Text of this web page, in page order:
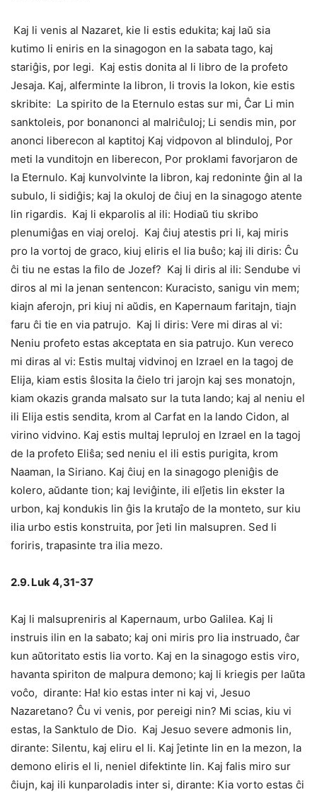
Kaj li venis al Nazaret, kie li estis edukita; kaj laŭ sia
kutimo li eniris en la sinagogon en la sabata tago, kaj
stariĝis, por legi. Kaj estis donita al li libro de la profeto
Jesaja. Kaj, alferminte la libron, li trovis la lokon, kie estis
skribite: La spirito de la Eternulo estas sur mi, Ĉar Li min
sanktoleis, por bonanonci al malriĉuloj; Li sendis min, por
anonci liberecon al kaptitoj Kaj vidpovon al blinduloj, Por
meti la vunditojn en liberecon, Por proklami favorjaron de
la Eternulo. Kaj kunvolvinte la libron, kaj redoninte ĝin al la
subulo, li sidiĝis; kaj la okuloj de ĉiuj en la sinagogo atente
lin rigardis. Kaj li ekparolis al ili: Hodiaŭ tiu skribo
plenumiĝas en viaj oreloj. Kaj ĉiuj atestis pri li, kaj miris
pro la vortoj de graco, kiuj eliris el lia buŝo; kaj ili diris: Ĉu
ĉi tiu ne estas la filo de Jozef? Kaj li diris al ili: Sendube vi
diros al mi la jenan sentencon: Kuracisto, sanigu vin mem;
kiajn aferojn, pri kiuj ni aŭdis, en Kapernaum faritajn, tiajn
faru ĉi tie en via patrujo. Kaj li diris: Vere mi diras al vi:
Neniu profeto estas akceptata en sia patrujo. Kun vereco
mi diras al vi: Estis multaj vidvinoj en Izrael en la tagoj de
Elija, kiam estis ŝlosita la ĉielo tri jarojn kaj ses monatojn,
kiam okazis granda malsato sur la tuta lando; kaj al neniu el
ili Elija estis sendita, krom al Carfat en la lando Cidon, al
virino vidvino. Kaj estis multaj lepruloj en Izrael en la tagoj
de la profeto Eliŝa; sed neniu el ili estis purigita, krom
Naaman, la Siriano. Kaj ĉiuj en la sinagogo pleniĝis de
kolero, aŭdante tion; kaj leviĝinte, ili elĵetis lin ekster la
urbon, kaj kondukis lin ĝis la krutaĵo de la monteto, sur kiu
ilia urbo estis konstruita, por ĵeti lin malsupren. Sed li
foriris, trapasinte tra ilia mezo.
2.9. Luk 4,31-37
Kaj li malsupreniris al Kapernaum, urbo Galilea. Kaj li
instruis ilin en la sabato; kaj oni miris pro lia instruado, ĉar
kun aŭtoritato estis lia vorto. Kaj en la sinagogo estis viro,
havanta spiriton de malpura demono; kaj li kriegis per laŭta
voĉo, dirante: Ha! kio estas inter ni kaj vi, Jesuo
Nazaretano? Ĉu vi venis, por pereigi nin? Mi scias, kiu vi
estas, la Sanktulo de Dio. Kaj Jesuo severe admonis lin,
dirante: Silentu, kaj eliru el li. Kaj ĵetinte lin en la mezon, la
demono eliris el li, neniel difektinte lin. Kaj falis miro sur
ĉiujn, kaj ili kunparoladis inter si, dirante: Kia vorto estas ĉi